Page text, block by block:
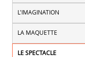
L'IMAGINATION
LA MAQUETTE
LE SPECTACLE